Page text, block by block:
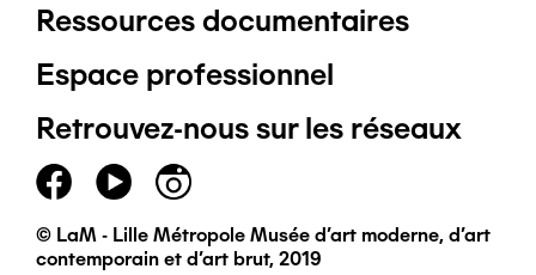
Pied
de
page
principal
Ressources documentaires
Espace professionnel
Retrouvez-nous sur les réseaux
© LaM - Lille Métropole Musée d'art moderne, d'art
contemporain et d'art brut, 2019